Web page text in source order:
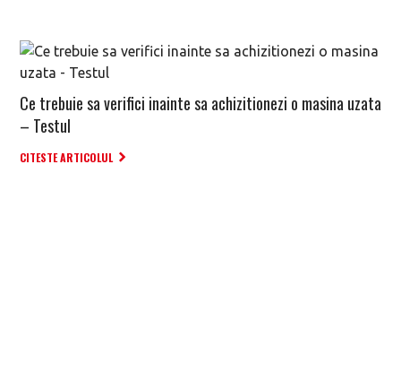
Ce trebuie sa verifici inainte sa achizitionezi o masina uzata
– Testul
CITESTE ARTICOLUL